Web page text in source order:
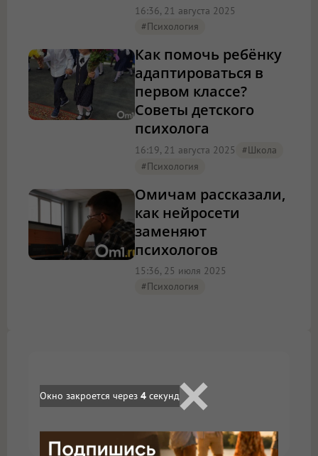
16:36, 21 августа 2025
#психология
Как помочь ребёнку
адаптироваться в
первом классе?
Советы детского
психолога
16:19, 21 августа 2025
#школа
#психология
Омичам рассказали,
как нейросети
заменяют
психологов
15:36, 25 июля 2025
#психология
Окно закроется через 3 секунд